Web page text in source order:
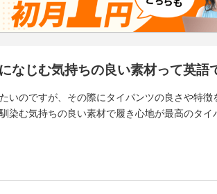
なじむ気持ちの良い素材って英語
いのですが、その際にタイパンツの良さや特
染む気持ちの良い素材で履き心地が最高のタ